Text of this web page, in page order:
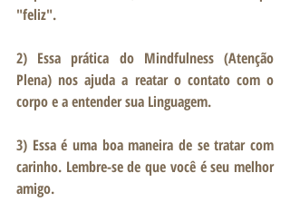
"feliz".
2) Essa prática do Mindfulness (Atenção
Plena) nos ajuda a reatar o contato com o
corpo e a entender sua Linguagem.
3) Essa é uma boa maneira de se tratar com
carinho. Lembre-se de que você é seu melhor
amigo.